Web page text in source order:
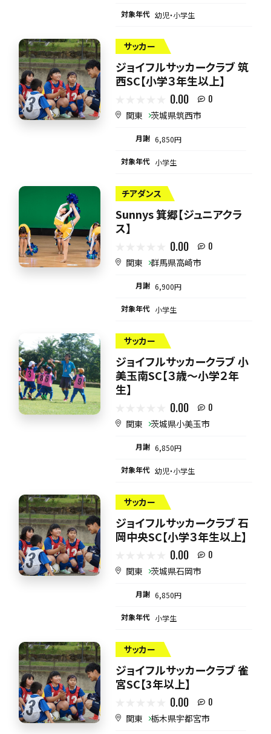
対象年代 幼児・小学生
サッカー
ジョイフルサッカークラブ 筑
西SC【小学３年生以上】
0.00 0
関東 茨城県筑西市
月謝 6,850円
対象年代 小学生
チアダンス
Sunnys 箕郷【ジュニアクラ
ス】
0.00 0
関東 群馬県高崎市
月謝 6,900円
対象年代 小学生
サッカー
ジョイフルサッカークラブ 小
美玉南SC【３歳～小学２年
生】
0.00 0
関東 茨城県小美玉市
月謝 6,850円
対象年代 幼児・小学生
サッカー
ジョイフルサッカークラブ 石
岡中央SC【小学３年生以上】
0.00 0
関東 茨城県石岡市
月謝 6,850円
対象年代 小学生
サッカー
ジョイフルサッカークラブ 雀
宮SC【3年以上】
0.00 0
関東 栃木県宇都宮市